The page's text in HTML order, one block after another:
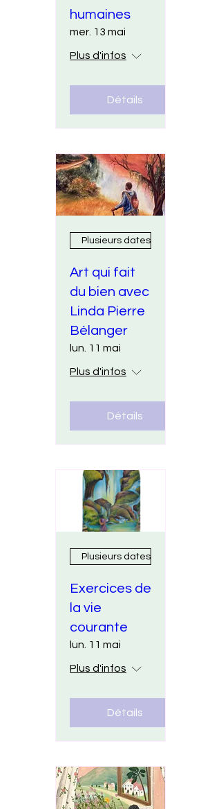
humaines
mer. 13 mai
Plus d'infos
Détails
Plusieurs dates
Art qui fait
du bien avec
Linda Pierre
Bélanger
lun. 11 mai
Plus d'infos
Détails
Plusieurs dates
Exercices de
la vie
courante
lun. 11 mai
Plus d'infos
Détails